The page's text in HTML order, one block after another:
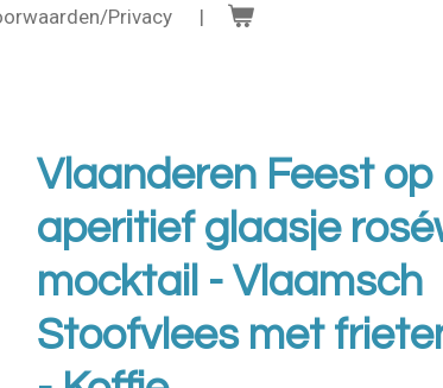
Privacy
Vlaanderen Feest op
aperitief glaasje
mocktail - Vlaamsch
Stoofvlees met